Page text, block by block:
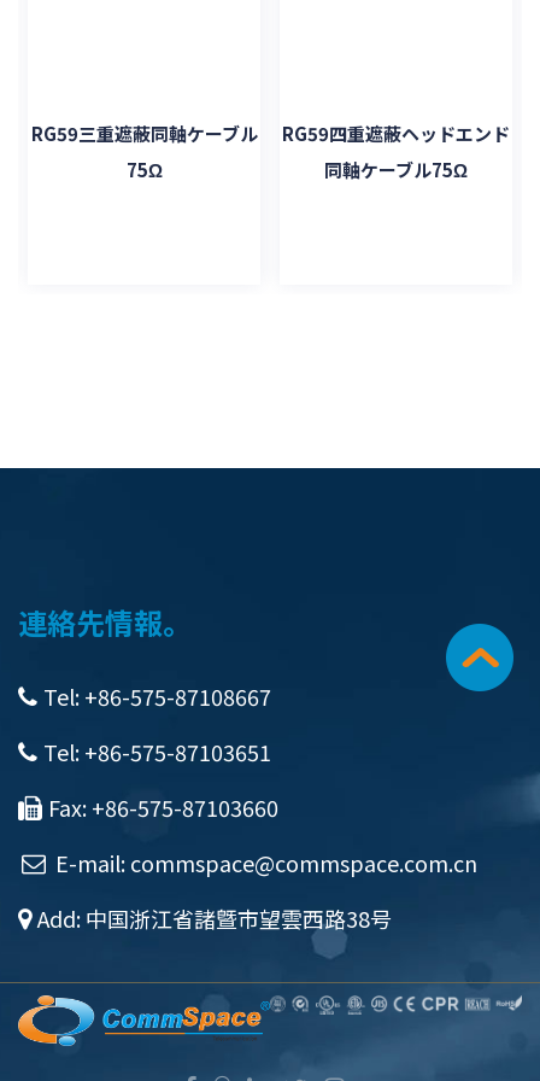
RG59三重遮蔽同軸ケーブル
75Ω
RG59四重遮蔽ヘッドエンド
同軸ケーブル75Ω
連絡先情報。
Tel: +86-575-87108667
Tel: +86-575-87103651
Fax: +86-575-87103660
E-mail:commspace@commspace.com.cn
Add: 中国浙江省諸曁市望雲西路38号